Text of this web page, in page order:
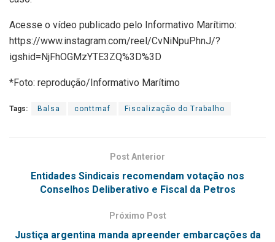
Acesse o vídeo publicado pelo Informativo Marítimo:
https://www.instagram.com/reel/CvNiNpuPhnJ/?
igshid=NjFhOGMzYTE3ZQ%3D%3D
*Foto: reprodução/Informativo Marítimo
Tags: Balsa conttmaf Fiscalização do Trabalho
Post Anterior
Entidades Sindicais recomendam votação nos
Conselhos Deliberativo e Fiscal da Petros
Próximo Post
Justiça argentina manda apreender embarcações da